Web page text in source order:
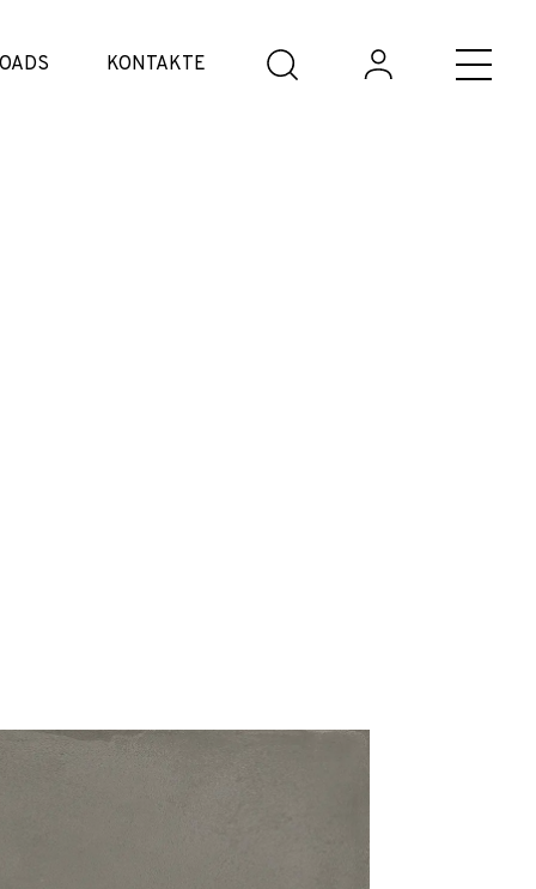
KONTAKTE